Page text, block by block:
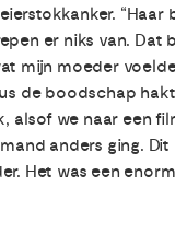
“Haar
er niks van. Dat
mijn moeder
de boodschap
alsof we naar een
anders ging.
Het was een